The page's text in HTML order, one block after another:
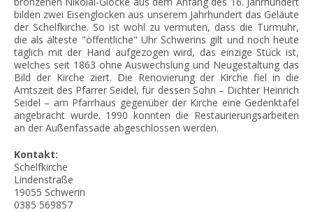
bilden zwei Eisenglocken aus unserem Jahrhundert das Geläute
der Schelfkirche. So ist wohl zu vermuten, dass die Turmuhr,
die als älteste "öffentliche" Uhr Schwerins gilt und noch heute
täglich mit der Hand aufgezogen wird, das einzige Stück ist,
welches seit 1863 ohne Auswechslung und Neugestaltung das
Bild der Kirche ziert. Die Renovierung der Kirche fiel in die
Amtszeit des Pfarrer Seidel, für dessen Sohn – Dichter Heinrich
Seidel – am Pfarrhaus gegenüber der Kirche eine Gedenktafel
angebracht wurde. 1990 konnten die Restaurierungsarbeiten
an der Außenfassade abgeschlossen werden.
Kontakt:
Schelfkirche
Lindenstraße
19055 Schwerin
0385 569857